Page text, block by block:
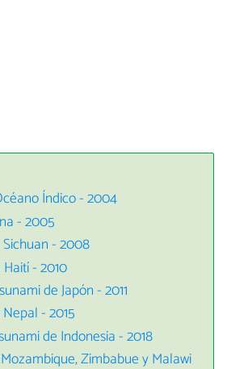
Índico - 2004
- 2005
- 2008
- 2010
de Japón - 2011
- 2015
de Indonesia - 2018
Zimbabue y Malawi